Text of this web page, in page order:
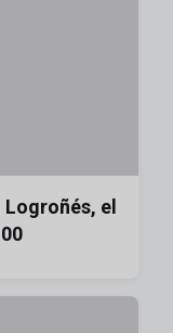
el